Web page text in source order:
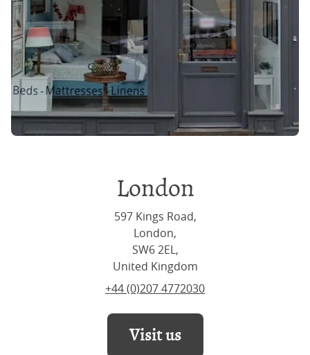
London
597 Kings Road,
London,
SW6 2EL,
United Kingdom
+44 (0)207 4772030
Visit us